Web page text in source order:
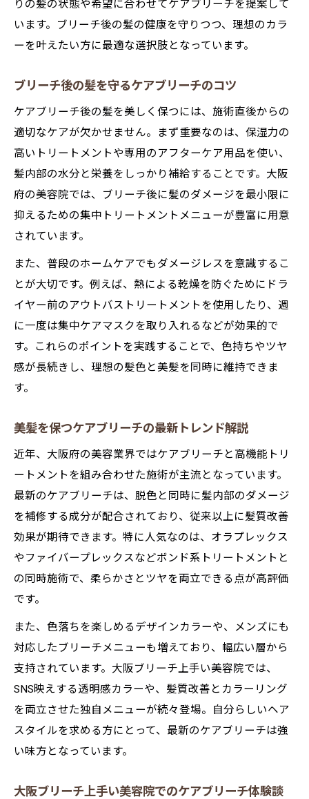
りの髪の状態や希望に合わせてケアブリーチを提案して
います。ブリーチ後の髪の健康を守りつつ、理想のカラ
ーを叶えたい方に最適な選択肢となっています。
ブリーチ後の髪を守るケアブリーチのコツ
ケアブリーチ後の髪を美しく保つには、施術直後からの
適切なケアが欠かせません。まず重要なのは、保湿力の
高いトリートメントや専用のアフターケア用品を使い、
髪内部の水分と栄養をしっかり補給することです。大阪
府の美容院では、ブリーチ後に髪のダメージを最小限に
抑えるための集中トリートメントメニューが豊富に用意
されています。
また、普段のホームケアでもダメージレスを意識するこ
とが大切です。例えば、熱による乾燥を防ぐためにドラ
イヤー前のアウトバストリートメントを使用したり、週
に一度は集中ケアマスクを取り入れるなどが効果的で
す。これらのポイントを実践することで、色持ちやツヤ
感が長続きし、理想の髪色と美髪を同時に維持できま
す。
美髪を保つケアブリーチの最新トレンド解説
近年、大阪府の美容業界ではケアブリーチと高機能トリ
ートメントを組み合わせた施術が主流となっています。
最新のケアブリーチは、脱色と同時に髪内部のダメージ
を補修する成分が配合されており、従来以上に髪質改善
効果が期待できます。特に人気なのは、オラプレックス
やファイバープレックスなどボンド系トリートメントと
の同時施術で、柔らかさとツヤを両立できる点が高評価
です。
また、色落ちを楽しめるデザインカラーや、メンズにも
対応したブリーチメニューも増えており、幅広い層から
支持されています。大阪ブリーチ上手い美容院では、
SNS映えする透明感カラーや、髪質改善とカラーリング
を両立させた独自メニューが続々登場。自分らしいヘア
スタイルを求める方にとって、最新のケアブリーチは強
い味方となっています。
大阪ブリーチ上手い美容院でのケアブリーチ体験談